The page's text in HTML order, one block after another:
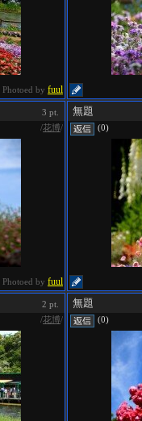
Photoed by fuul
3 pt.
/花博/
Photoed by fuul
無題
(0)
2 pt.
/花博/
無題
(0)